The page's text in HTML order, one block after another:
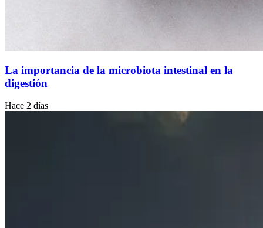
La importancia de la microbiota intestinal en la
digestión
Hace 2 días